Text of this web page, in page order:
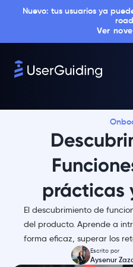
Nuevo: tus usuarios ya
Ver
prácticas
El descubrimiento de
del producto. Aprende a
forma eficaz, superar los
Escrito por
Aysenur